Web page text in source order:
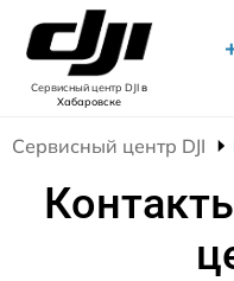
Сервисный центр DJIв
Хабаровске
Сервисный центр DJI